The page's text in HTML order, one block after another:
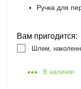
Ручка для
Вам пригодится:
Шлем,
В наличии